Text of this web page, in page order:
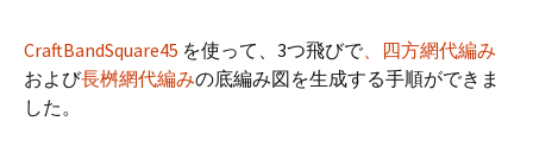
CraftBandSquare45 を使って、3つ飛びで、四方網代編み
および長桝網代編みの底編み図を生成する手順ができま
した。